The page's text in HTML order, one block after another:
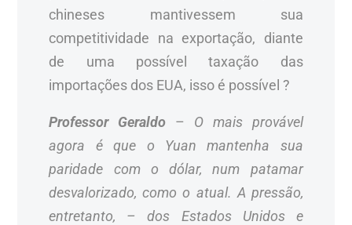
chineses mantivessem sua
competitividade na exportação, diante
de uma possível taxação das
importações dos EUA, isso é possível ?
Professor Geraldo – O mais provável
agora é que o Yuan mantenha sua
paridade com o dólar, num patamar
desvalorizado, como o atual. A pressão,
entretanto, – dos Estados Unidos e